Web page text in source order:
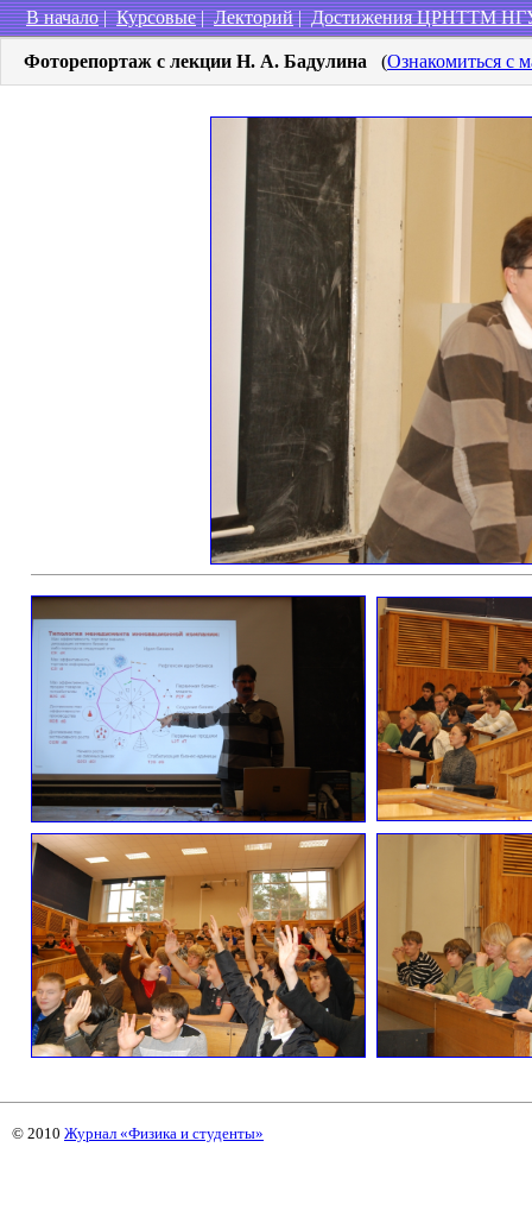
В начало|Курсовые|Лекторий|Достижения ЦРНТТМ
Фоторепортаж c лекции Н. А. Бадулина (Ознакомиться с
© 2010 Журнал «Физика и студенты»